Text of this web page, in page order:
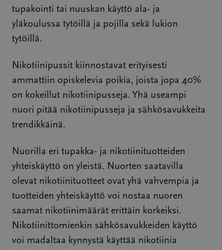
tupakointi tai nuuskan käyttö ala- ja
yläkoulussa tytöillä ja pojilla sekä lukion
tytöillä.
Nikotiinipussit kiinnostavat erityisesti
ammattiin opiskelevia poikia, joista jopa 40%
on kokeillut nikotiinipusseja. Yhä useampi
nuori pitää nikotiinipusseja ja sähkösavukkeita
trendikkäinä.
Nuorilla eri tupakka- ja nikotiinituotteiden
yhteiskäyttö on yleistä. Nuorten saatavilla
olevat nikotiinituotteet ovat yhä vahvempia ja
tuotteiden yhteiskäyttö voi nostaa nuoren
saamat nikotiinimäärät erittäin korkeiksi.
Nikotiinittomienkin sähkösavukkeiden käyttö
voi madaltaa kynnystä käyttää nikotiinia